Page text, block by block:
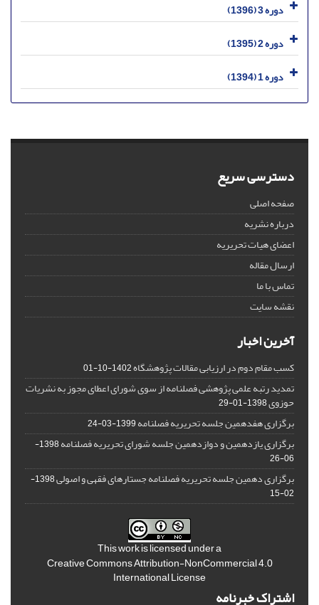
دوره 3 (1396)
دوره 2 (1395)
دوره 1 (1394)
دسترسی سریع
صفحه اصلی
درباره نشریه
اعضای هیات تحریریه
ارسال مقاله
تماس با ما
نقشه سایت
آخرین اخبار
کسب مقام دوم در ارزیابی مقالات پژوهشگاه1402-10-01
تمدید رتبه علمی پژوهشی فصلنامه از سوی شورای اعطای مجوز به نشریات
حوزوی1398-01-29
برگزاری هفدهمین جلسه تحریریه فصلنامه1399-03-24
برگزاری یازدهمین و دوازدهمین جلسه شورای تحریریه فصلنامه
1398-
06-26
برگزاری دهمین جلسه تحریریه فصلنامه جستارهای فقهی و اصولی
1398-
02-15
This work is licensed under a
Creative Commons Attribution-NonCommercial 4.0
International License
اشتراک خبرنامه